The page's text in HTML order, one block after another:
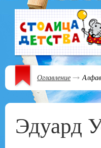
Оглавление
Эдуард